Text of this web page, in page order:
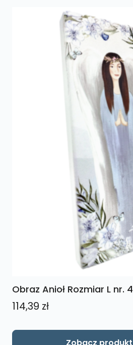
Obraz Anioł Rozmiar L nr. 4
114,39 zł